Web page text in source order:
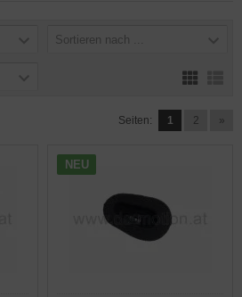
Sortieren nach ...
Seiten: 1 2 »
NEU